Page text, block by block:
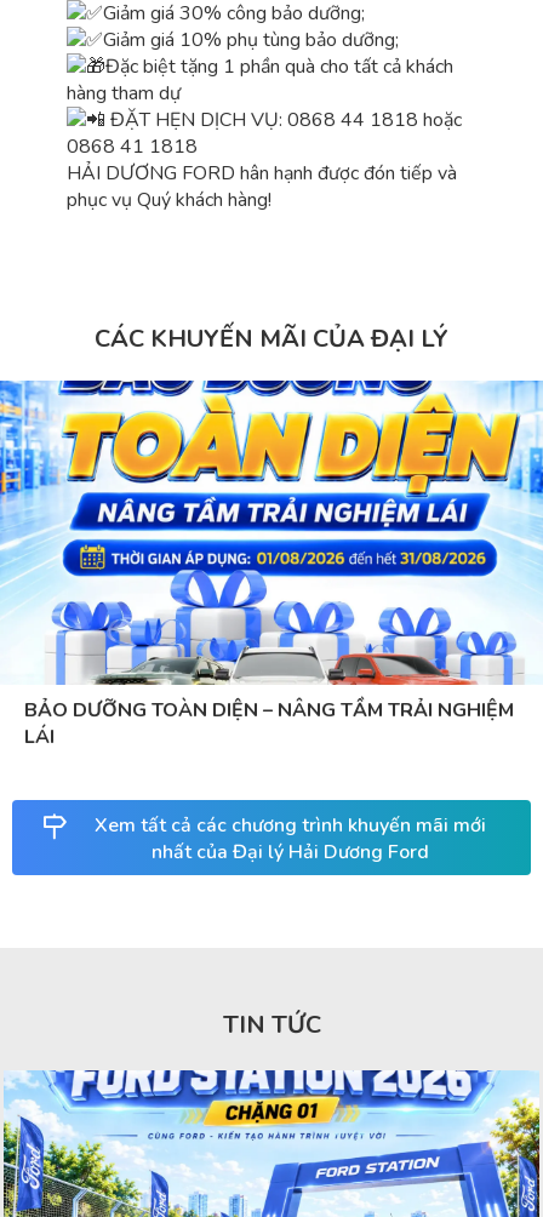
Giảm giá 30% công bảo dưỡng;
Giảm giá 10% phụ tùng bảo dưỡng;
Đặc biệt tặng 1 phần quà cho tất cả khách
hàng tham dự
ĐẶT HẸN DỊCH VỤ: 0868 44 1818 hoặc
0868 41 1818
HẢI DƯƠNG FORD hân hạnh được đón tiếp và
phục vụ Quý khách hàng!
CÁC KHUYẾN MÃI CỦA ĐẠI LÝ
BẢO DƯỠNG TOÀN DIỆN – NÂNG TẦM TRẢI NGHIỆM
LÁI
Xem tất cả các chương trình khuyến mãi mới
nhất của Đại lý Hải Dương Ford
TIN TỨC